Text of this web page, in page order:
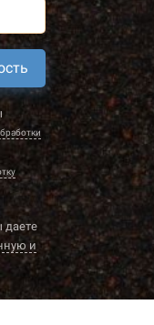
даете
и